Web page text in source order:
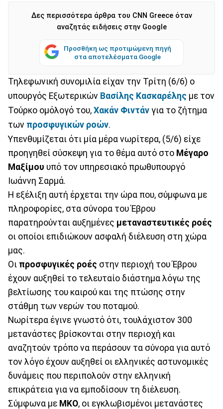
Δες περισσότερα άρθρα του CNN Greece όταν
αναζητάς ειδήσεις στην Google
Προσθήκη ως προτιμώμενη πηγή
στα αποτελέσματα Google
Τηλεφωνική συνομιλία είχαν την Τρίτη (6/6) ο
υπουργός Εξωτερικών Βασίλης Κασκαρέλης με τον
Τούρκο ομόλογό του, Χακάν Φιντάν για το ζήτημα
των προσφυγικών ροών.
Υπενθυμίζεται ότι μία μέρα νωρίτερα, (5/6) είχε
προηγηθεί σύσκεψη για το θέμα αυτό στο Μέγαρο
Μαξίμου υπό τον υπηρεσιακό πρωθυπουργό
Ιωάννη Σαρμά.
Η εξέλιξη αυτή έρχεται την ώρα που, σύμφωνα με
πληροφορίες, στα σύνορα του Έβρου
παρατηρούνται αυξημένες μεταναστευτικές ροές
οι οποίοι επιδιώκουν ασφαλή διέλευση στη χώρα
μας.
Οι προσφυγικές ροές στην περιοχή του Έβρου
έχουν αυξηθεί το τελευταίο διάστημα λόγω της
βελτίωσης του καιρού και της πτώσης στην
στάθμη των νερών του ποταμού.
Νωρίτερα έγινε γνωστό ότι, τουλάχιστον 300
μετανάστες βρίσκονται στην περιοχή και
αναζητούν τρόπο να περάσουν τα σύνορα για αυτό
τον λόγο έχουν αυξηθεί οι ελληνικές αστυνομικές
δυνάμεις που περιπολούν στην ελληνική
επικράτεια για να εμποδίσουν τη διέλευση.
Σύμφωνα με ΜΚΟ, οι εγκλωβισμένοι μετανάστες